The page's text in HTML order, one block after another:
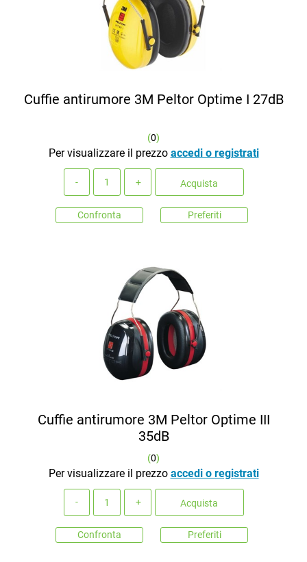
Cuffie antirumore 3M Peltor Optime I 27dB
(0)
Per visualizzare il prezzo accedi o registrati
Acquista
Confronta Preferiti
Cuffie antirumore 3M Peltor Optime III
35dB
(0)
Per visualizzare il prezzo accedi o registrati
Acquista
Confronta Preferiti